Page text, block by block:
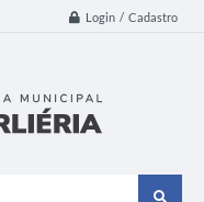
Login / Cadastro